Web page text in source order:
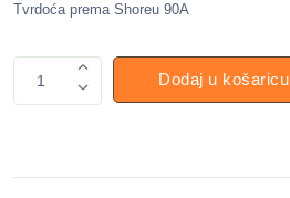
Tvrdoća prema Shoreu 90A
1 Dodaj u košaricu